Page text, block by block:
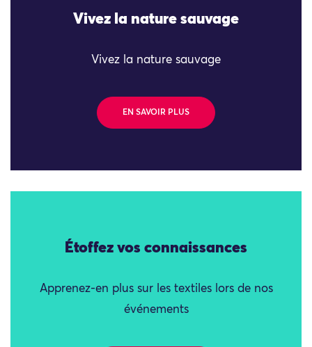
Vivez la nature sauvage
Vivez la nature sauvage
EN SAVOIR PLUS
Étoffez vos connaissances
Apprenez-en plus sur les textiles lors de nos
événements